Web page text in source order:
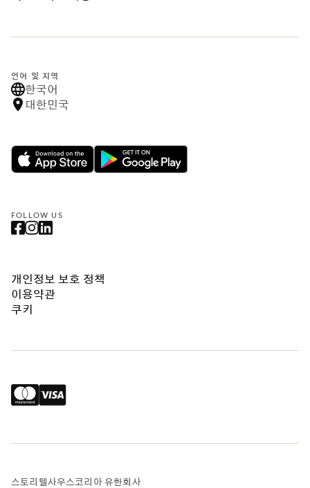
언어 및 지역
한국어
대한민국
FOLLOW US
개인정보 보호 정책
이용약관
쿠키
스토리텔사우스코리아 유한회사